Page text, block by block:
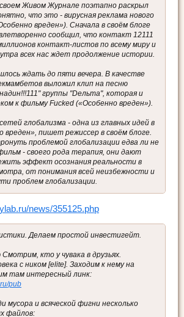
Живом Журнале поэтапно раскрыл
что это - вирусная реклама нового
вреден»). Сначала в своём блоге
сообщил, что контакт 12111
контакт-листов по всему миру и
всех нас ждет продолжение истории.
ждать до пяти вечера. В качестве
выложил клип на песню
группы "Dельта", которая и
к фильму Fucked («Особенно вреден»).
глобализма - одна из главных идей в
вреден», пишет режиссер в своём блоге.
проблемой глобализации едва ли не
- своего рода терапия, они дают
эффект осознания реальности в
от понимания всей неизбежности и
проблем глобализации.
news/355125.php
Делаем простой инвестигейт.
кто у чувака в друзьях.
с ником [elite]. Заходим к нему на
там интересный линк:
pub
мусора и всяческой фигни несколько
файлов: